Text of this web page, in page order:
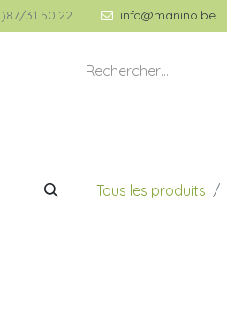
31.50.22 info@manino.be
Tous les produits